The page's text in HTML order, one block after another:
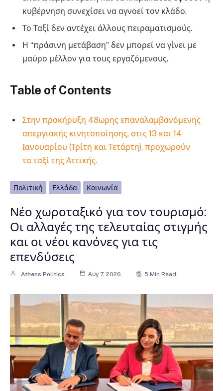
κυβέρνηση συνεχίσει να αγνοεί τον κλάδο.
Το Ταξί δεν αντέχει άλλους πειραματισμούς.
Η “πράσινη μετάβαση” δεν μπορεί να γίνει με
μαύρο μέλλον για τους εργαζόμενους.
Table of Contents
Στην προκήρυξη 48ωρης επαναλαμβανόμενης
απεργιακής κινητοποίησης, στις 13 και 14
Ιανουαρίου (Τρίτη και Τετάρτη), προχωρούν
τα ταξί της Αττικής.
Πολιτική Ελλάδα Κοινωνία
Νέο χωροταξικό για τον τουρισμό:
Οι αλλαγές της τελευταίας στιγμής
και οι νέοι κανόνες για τις
επενδύσεις
Athens Politics Αυγ 7, 2026 5 Min Read